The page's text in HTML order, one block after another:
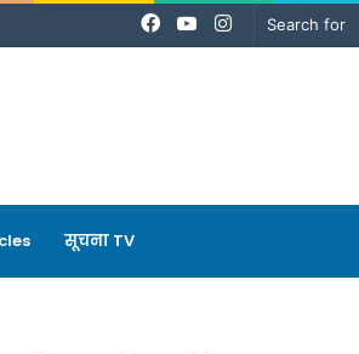
Instagram
YouTube
Facebook
सूचना TV